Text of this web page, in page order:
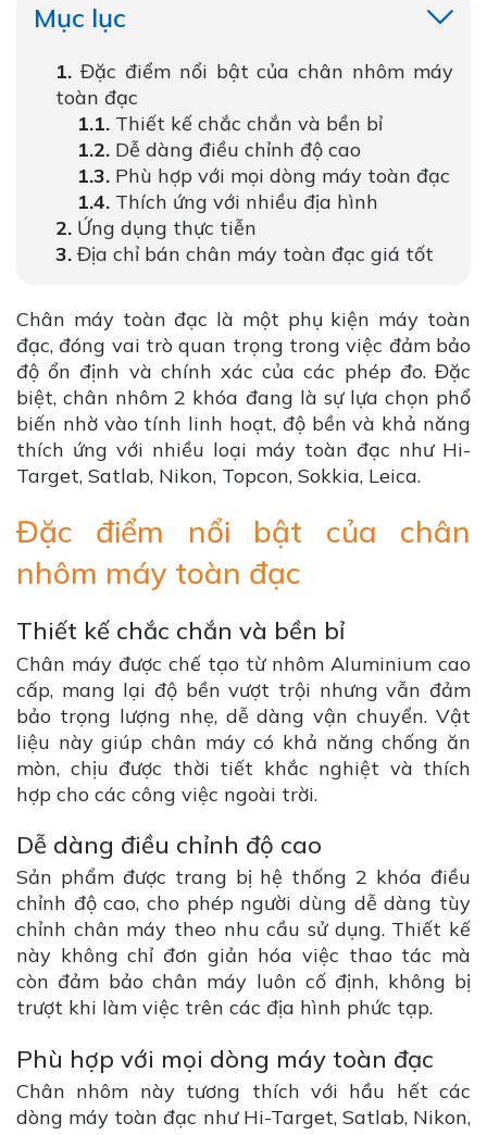
Mục lục
Đặc điểm nổi bật của chân nhôm máy
toàn đạc
Thiết kế chắc chắn và bền bỉ
Dễ dàng điều chỉnh độ cao
Phù hợp với mọi dòng máy toàn đạc
Thích ứng với nhiều địa hình
Ứng dụng thực tiễn
Địa chỉ bán chân máy toàn đạc giá tốt
Chân máy toàn đạc là một phụ kiện máy toàn
đạc, đóng vai trò quan trọng trong việc đảm bảo
độ ổn định và chính xác của các phép đo. Đặc
biệt, chân nhôm 2 khóa đang là sự lựa chọn phổ
biến nhờ vào tính linh hoạt, độ bền và khả năng
thích ứng với nhiều loại máy toàn đạc như Hi-
Target, Satlab, Nikon, Topcon, Sokkia, Leica.
Đặc điểm nổi bật của chân
nhôm máy toàn đạc
Thiết kế chắc chắn và bền bỉ
Chân máy được chế tạo từ nhôm Aluminium cao
cấp, mang lại độ bền vượt trội nhưng vẫn đảm
bảo trọng lượng nhẹ, dễ dàng vận chuyển. Vật
liệu này giúp chân máy có khả năng chống ăn
mòn, chịu được thời tiết khắc nghiệt và thích
hợp cho các công việc ngoài trời.
Dễ dàng điều chỉnh độ cao
Sản phẩm được trang bị hệ thống 2 khóa điều
chỉnh độ cao, cho phép người dùng dễ dàng tùy
chỉnh chân máy theo nhu cầu sử dụng. Thiết kế
này không chỉ đơn giản hóa việc thao tác mà
còn đảm bảo chân máy luôn cố định, không bị
trượt khi làm việc trên các địa hình phức tạp.
Phù hợp với mọi dòng máy toàn đạc
Chân nhôm này tương thích với hầu hết các
dòng máy toàn đạc như Hi-Target, Satlab, Nikon,